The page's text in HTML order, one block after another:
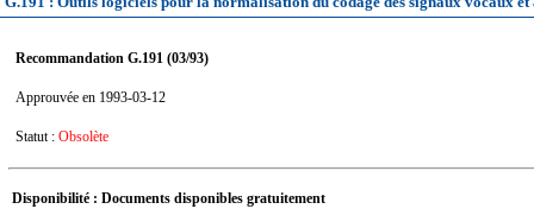
Recommandation G.191 (03/93)
Approuvée en 1993-03-12
Statut : Obsolète
Disponibilité : Documents disponibles gratuitement